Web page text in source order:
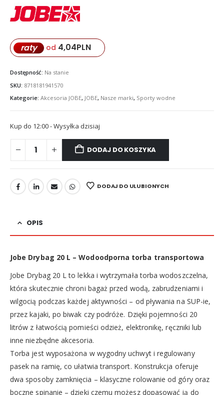
raty od 4,04PLN
Dostępność: Na stanie
SKU: 8718181941570
Kategorie: Akcesoria JOBE, JOBE, Nasze marki, Sporty wodne
Kup do 12:00 - Wysyłka dzisiaj
DODAJ DO KOSZYKA
DODAJ DO ULUBIONYCH
OPIS
Jobe Drybag 20 L – Wodoodporna torba transportowa
Jobe Drybag 20 L to lekka i wytrzymała torba wodoszczelna,
która skutecznie chroni bagaż przed wodą, zabrudzeniami i
wilgocią podczas każdej aktywności – od pływania na SUP-ie,
przez kajaki, po biwak czy podróże. Dzięki pojemności 20
litrów z łatwością pomieści odzież, elektronikę, ręczniki lub
inne niezbędne akcesoria.
Torba jest wyposażona w wygodny uchwyt i regulowany
pasek na ramię, co ułatwia transport. Konstrukcja oferuje
dwa sposoby zamknięcia – klasyczne rolowanie od góry oraz
boczne spinanie – dzięki czemu możesz dopasować ją do